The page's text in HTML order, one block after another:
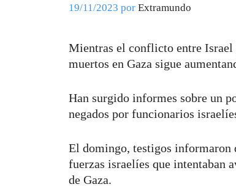
19/11/2023 por Extramundo
Mientras el conflicto entre Israel
muertos en Gaza sigue
Han surgido informes sobre un
negados por funcionarios
El domingo, testigos informaron
fuerzas israelíes que intentaban
de Gaza.